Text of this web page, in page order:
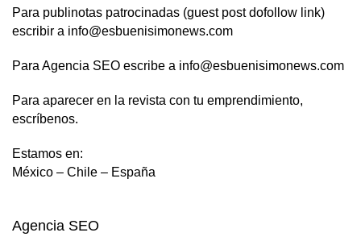
Para publinotas patrocinadas (guest post dofollow link)
escribir a info@esbuenisimonews.com
Para Agencia SEO escribe a info@esbuenisimonews.com
Para aparecer en la revista con tu emprendimiento,
escríbenos.
Estamos en:
México – Chile – España
Agencia SEO